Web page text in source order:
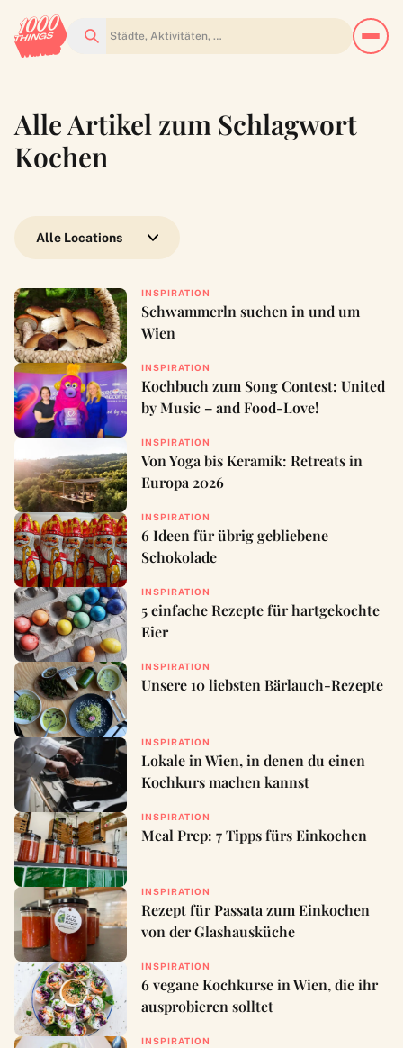
Suchen
Alle Artikel zum Schlagwort
Kochen
INSPIRATION
Schwammerln suchen in und um
Wien
INSPIRATION
Kochbuch zum Song Contest: United
by Music – and Food-Love!
INSPIRATION
Von Yoga bis Keramik: Retreats in
Europa 2026
INSPIRATION
6 Ideen für übrig gebliebene
Schokolade
INSPIRATION
5 einfache Rezepte für hartgekochte
Eier
INSPIRATION
Unsere 10 liebsten Bärlauch-Rezepte
INSPIRATION
Lokale in Wien, in denen du einen
Kochkurs machen kannst
INSPIRATION
Meal Prep: 7 Tipps fürs Einkochen
INSPIRATION
Rezept für Passata zum Einkochen
von der Glashausküche
INSPIRATION
6 vegane Kochkurse in Wien, die ihr
ausprobieren solltet
INSPIRATION